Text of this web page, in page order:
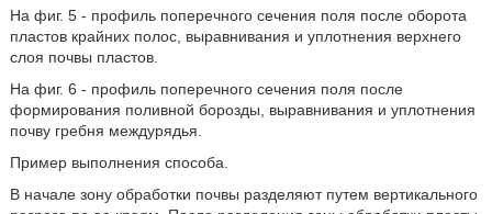
На фиг. 5 - профиль поперечного сечения поля после оборота
пластов крайних полос, выравнивания и уплотнения верхнего
слоя почвы пластов.
На фиг. 6 - профиль поперечного сечения поля после
формирования поливной борозды, выравнивания и уплотнения
почву гребня междурядья.
Пример выполнения способа.
В начале зону обработки почвы разделяют путем вертикального